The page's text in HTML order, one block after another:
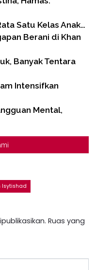
Satu Kelas Anak…
Berani di Khan
Banyak Tentara
Intensifkan
Mental,
Isytishad
Ruas yang